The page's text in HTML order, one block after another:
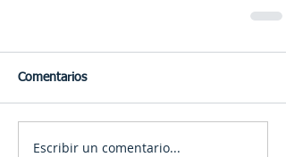
Comentarios
Escribir un comentario...